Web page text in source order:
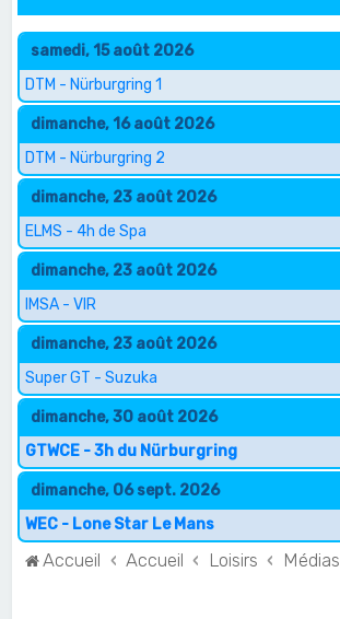
samedi, 15 août 2026
DTM - Nürburgring 1
dimanche, 16 août 2026
DTM - Nürburgring 2
dimanche, 23 août 2026
ELMS - 4h de Spa
dimanche, 23 août 2026
IMSA - VIR
dimanche, 23 août 2026
Super GT - Suzuka
dimanche, 30 août 2026
GTWCE - 3h du Nürburgring
dimanche, 06 sept. 2026
WEC - Lone Star Le Mans
Accueil Accueil Loisirs Médias